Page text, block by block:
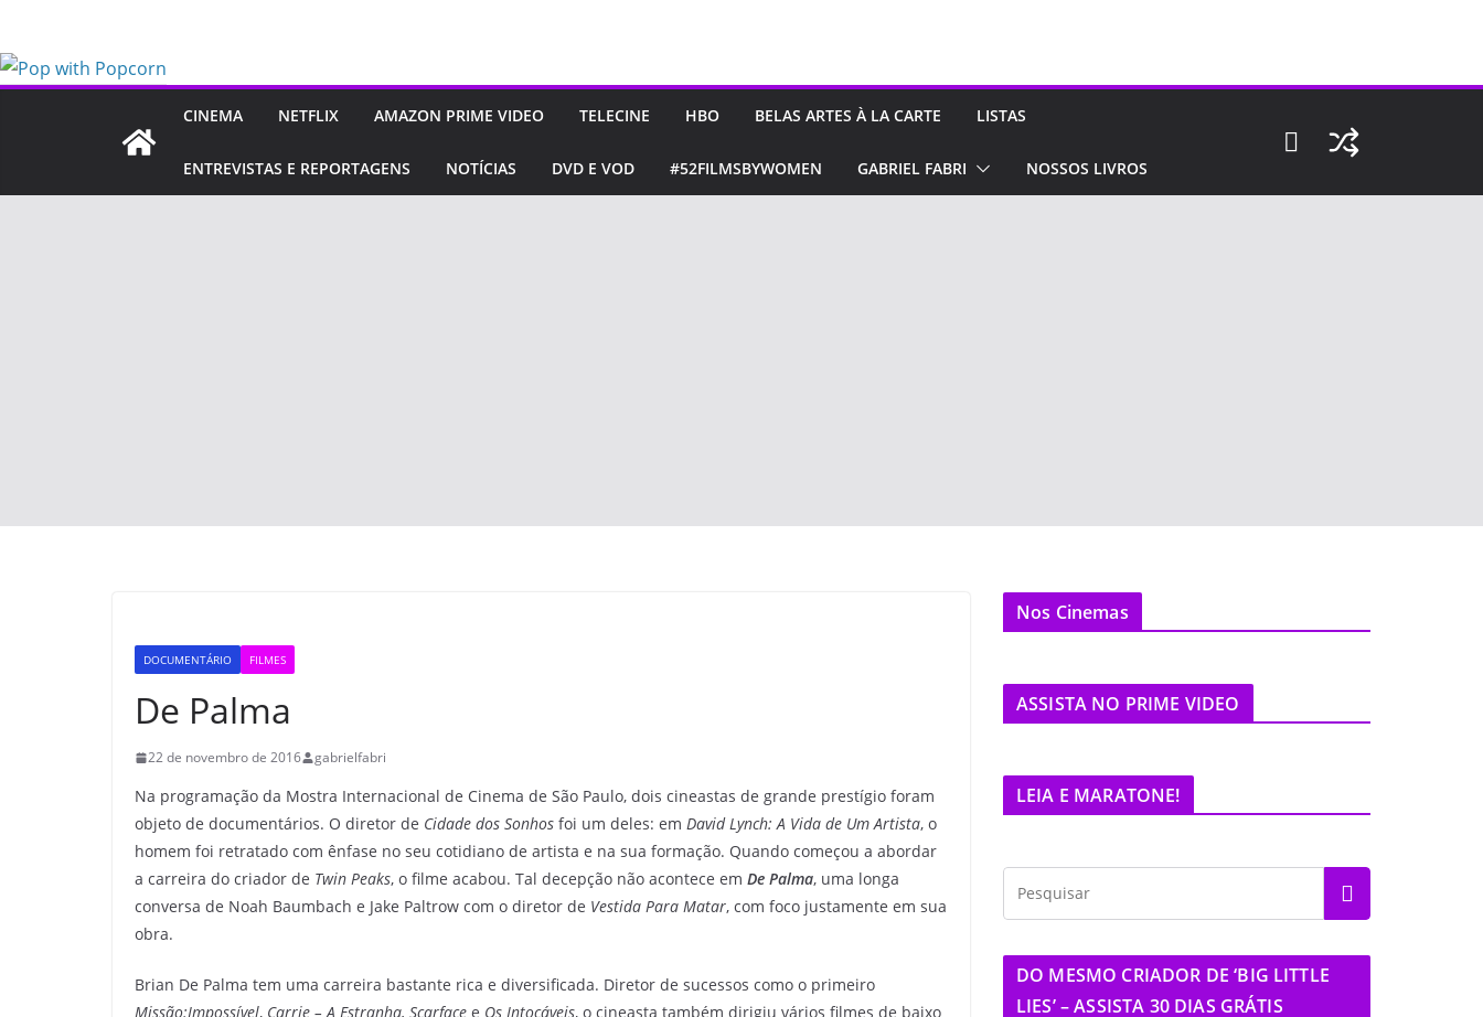
o
CINEMA NETFLIX AMAZON PRIME VIDEO TELECINE HBO BELAS ARTES À LA CARTE LISTAS
ENTREVISTAS E REPORTAGENS NOTÍCIAS DVD E VOD #52FILMSBYWOMEN GABRIEL FABRI NOSSOS LIVROS
DOCUMENTÁRIO FILMES
De Palma
22 de novembro de 2016 gabrielfabri
Na programação da Mostra Internacional de Cinema de São Paulo, dois cineastas de grande prestígio foram
objeto de documentários. O diretor de Cidade dos Sonhos foi um deles: em David Lynch: A Vida de Um Artista, o
homem foi retratado com ênfase no seu cotidiano de artista e na sua formação. Quando começou a abordar
a carreira do criador de Twin Peaks, o filme acabou. Tal decepção não acontece em De Palma, uma longa
conversa de Noah Baumbach e Jake Paltrow com o diretor de Vestida Para Matar, com foco justamente em sua
obra.
Brian De Palma tem uma carreira bastante rica e diversificada. Diretor de sucessos como o primeiro
Missão:Impossível, Carrie – A Estranha, Scarface e Os Intocáveis, o cineasta também dirigiu vários filmes de baixo
Nos Cinemas
ASSISTA NO PRIME VIDEO
LEIA E MARATONE!
DO MESMO CRIADOR DE ‘BIG LITTLE
LIES’ – ASSISTA 30 DIAS GRÁTIS